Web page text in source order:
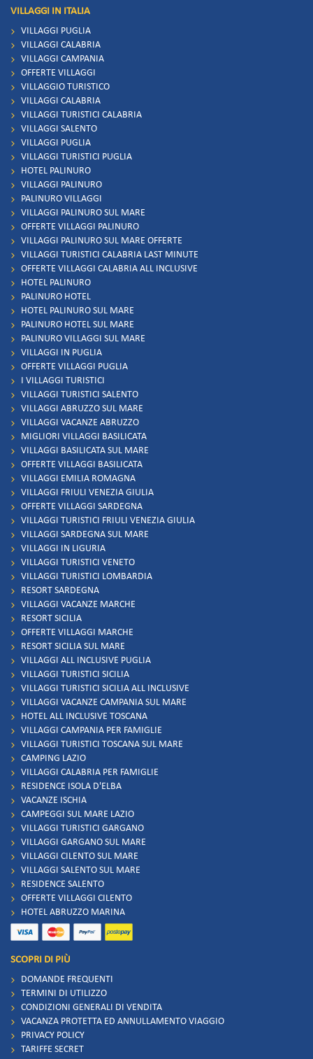
VILLAGGI IN ITALIA
VILLAGGI PUGLIA
VILLAGGI CALABRIA
VILLAGGI CAMPANIA
OFFERTE VILLAGGI
VILLAGGIO TURISTICO
VILLAGGI CALABRIA
VILLAGGI TURISTICI CALABRIA
VILLAGGI SALENTO
VILLAGGI PUGLIA
VILLAGGI TURISTICI PUGLIA
HOTEL PALINURO
VILLAGGI PALINURO
PALINURO VILLAGGI
VILLAGGI PALINURO SUL MARE
OFFERTE VILLAGGI PALINURO
VILLAGGI PALINURO SUL MARE OFFERTE
VILLAGGI TURISTICI CALABRIA LAST MINUTE
OFFERTE VILLAGGI CALABRIA ALL INCLUSIVE
HOTEL PALINURO
PALINURO HOTEL
HOTEL PALINURO SUL MARE
PALINURO HOTEL SUL MARE
PALINURO VILLAGGI SUL MARE
VILLAGGI IN PUGLIA
OFFERTE VILLAGGI PUGLIA
I VILLAGGI TURISTICI
VILLAGGI TURISTICI SALENTO
VILLAGGI ABRUZZO SUL MARE
VILLAGGI VACANZE ABRUZZO
MIGLIORI VILLAGGI BASILICATA
VILLAGGI BASILICATA SUL MARE
OFFERTE VILLAGGI BASILICATA
VILLAGGI EMILIA ROMAGNA
VILLAGGI FRIULI VENEZIA GIULIA
OFFERTE VILLAGGI SARDEGNA
VILLAGGI TURISTICI FRIULI VENEZIA GIULIA
VILLAGGI SARDEGNA SUL MARE
VILLAGGI IN LIGURIA
VILLAGGI TURISTICI VENETO
VILLAGGI TURISTICI LOMBARDIA
RESORT SARDEGNA
VILLAGGI VACANZE MARCHE
RESORT SICILIA
OFFERTE VILLAGGI MARCHE
RESORT SICILIA SUL MARE
VILLAGGI ALL INCLUSIVE PUGLIA
VILLAGGI TURISTICI SICILIA
VILLAGGI TURISTICI SICILIA ALL INCLUSIVE
VILLAGGI VACANZE CAMPANIA SUL MARE
HOTEL ALL INCLUSIVE TOSCANA
VILLAGGI CAMPANIA PER FAMIGLIE
VILLAGGI TURISTICI TOSCANA SUL MARE
CAMPING LAZIO
VILLAGGI CALABRIA PER FAMIGLIE
RESIDENCE ISOLA D'ELBA
VACANZE ISCHIA
CAMPEGGI SUL MARE LAZIO
VILLAGGI TURISTICI GARGANO
VILLAGGI GARGANO SUL MARE
VILLAGGI CILENTO SUL MARE
VILLAGGI SALENTO SUL MARE
RESIDENCE SALENTO
OFFERTE VILLAGGI CILENTO
HOTEL ABRUZZO MARINA
SCOPRI DI PIÙ
DOMANDE FREQUENTI
TERMINI DI UTILIZZO
CONDIZIONI GENERALI DI VENDITA
VACANZA PROTETTA ED ANNULLAMENTO VIAGGIO
PRIVACY POLICY
TARIFFE SECRET